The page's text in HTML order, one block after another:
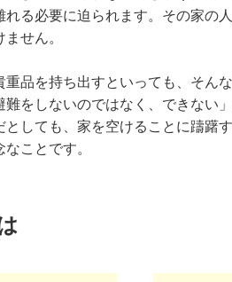
る必要に迫られます。その家の
せん。
品を持ち出すといっても、そん
をしないのではなく、できない
しても、家を空けることに躊躇
ことです。